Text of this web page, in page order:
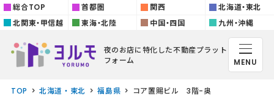
総合TOP 首都圏 関西
北海道・東北
北関東・甲信越
東海・北陸 中国・四国 九州・沖縄
夜のお店に特化した不動産プラット
フォーム
MENU
TOP 北海道・東北 福島県 コア置賜ビル 3階-奥